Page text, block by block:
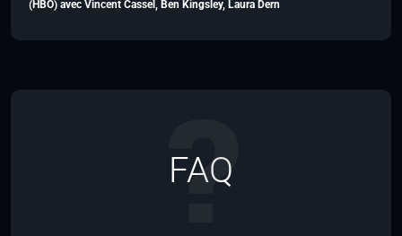
(HBO) avec Vincent Cassel, Ben Kingsley, Laura Dern
FAQ